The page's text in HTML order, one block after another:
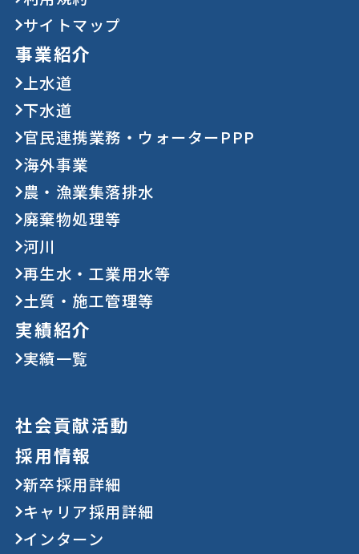
サイトマップ
事業紹介
上水道
下水道
官民連携業務・ウォーターPPP
海外事業
農・漁業集落排水
廃棄物処理等
河川
再生水・工業用水等
土質・施工管理等
実績紹介
実績一覧
社会貢献活動
採用情報
新卒採用詳細
キャリア採用詳細
インターン